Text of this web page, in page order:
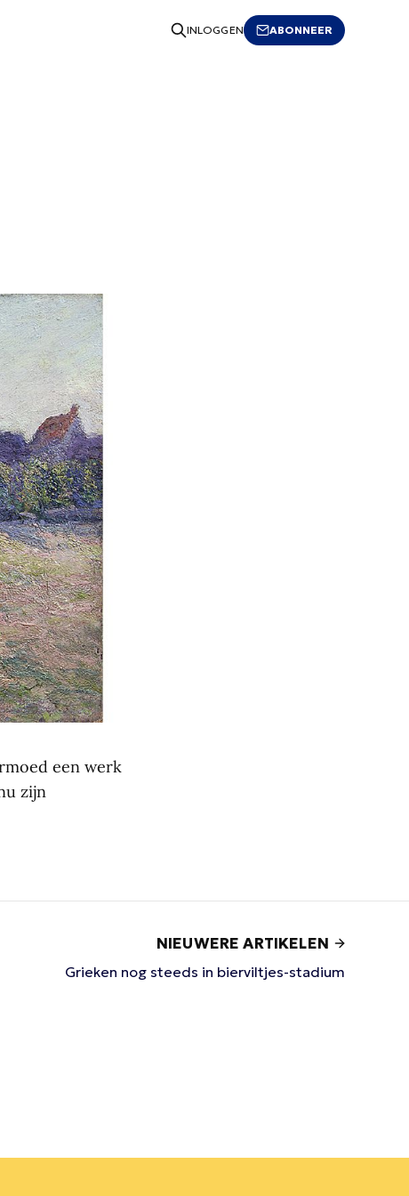
INLOGGEN ABONNEER
een werk
zijn
NIEUWERE ARTIKELEN
Grieken nog steeds in bierviltjes-stadium